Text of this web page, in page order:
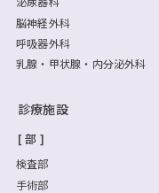
脳神経外科
呼吸器外科
乳腺・甲状腺・内分泌外科
診療施設
部
検査部
手術部